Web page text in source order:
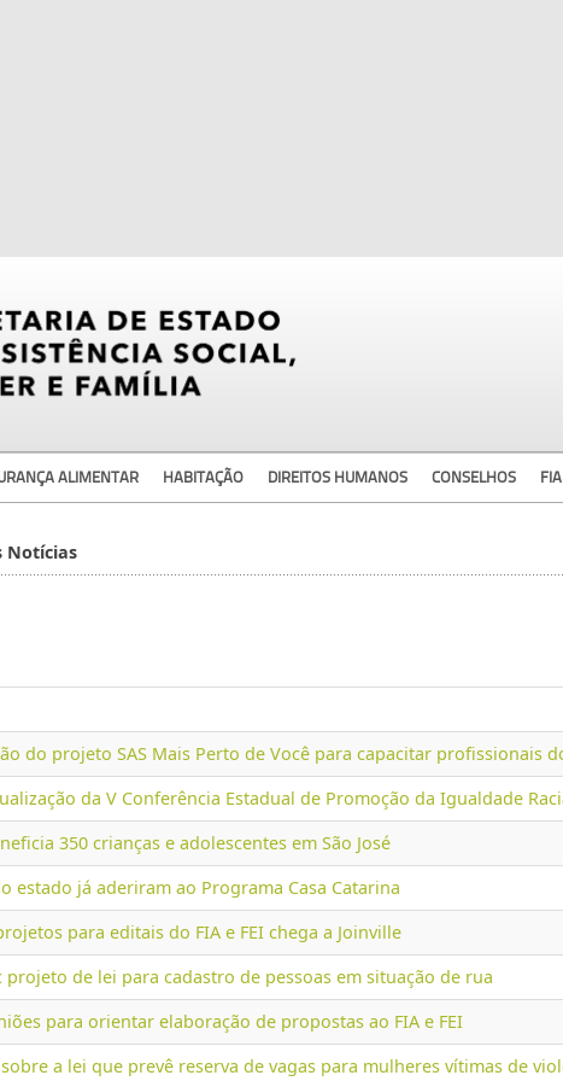
ALIMENTAR HABITAÇÃO DIREITOS HUMANOS CONSELHOS FIA
Notícias
do projeto SAS Mais Perto de Você para capacitar profissionais
da V Conferência Estadual de Promoção da Igualdade
350 crianças e adolescentes em São José
estado já aderiram ao Programa Casa Catarina
para editais do FIA e FEI chega a Joinville
projeto de lei para cadastro de pessoas em situação de rua
para orientar elaboração de propostas ao FIA e FEI
a lei que prevê reserva de vagas para mulheres vítimas de